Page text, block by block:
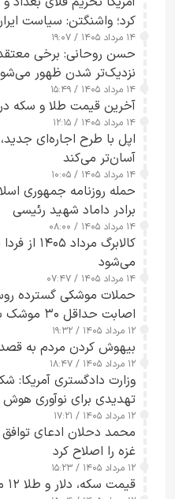
کرد؛ واشنگتن: سیاست
۱۴ مرداد ۱۴۰۵ / ۱۹:۰۷
حسن روحانی: برخی
نزدیک‌تر شدن ظهور
۱۴ مرداد ۱۴۰۵ / ۱۵:۴۹
آخرین قیمت طلا و سکه در 14 مرداد+ جدول
۱۴ مرداد ۱۴۰۵ / ۱۲:۱۵
اپل با طرح اجاره‌ای
آسان‌تر می‌کند
۱۴ مرداد ۱۴۰۵ / ۱۰:۰۵
حمله روزنامه جمهوری
برادر داماد شهید رئیسی
۱۴ مرداد ۱۴۰۵ / ۰۸:۰۰
کالابرگ
می‌شود
۱۴ مرداد ۱۴۰۵ / ۰۷:۴۷
حملات موشکی گسترده
اصابت حداقل ۳۰ موشک بالستیک+ ویدیو
۱۲ مرداد ۱۴۰۵ / ۱۹:۳۲
بیهوش کردن مردم به قصد
۱۲ مرداد ۱۴۰۵ / ۱۸:۴۷
تهدیدی برای نوآوری
۱۲ مرداد ۱۴۰۵ / ۱۷:۲۱
محمد دحلان ادعای
غزه را اصلاح کرد
۱۲ مرداد ۱۴۰۵ / ۱۵:۲۳
قیمت سکه، دلار و طلا ۱۲ مرداد+ جدول